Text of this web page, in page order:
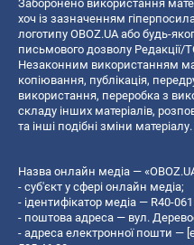
Заборонено використання
хоч із зазначенням
логотипу OBOZ.UA або будь-
письмового дозволу Редакції/
Незаконним використанням
копiювання, публiкацiя,
використання, переробка з
складу інших матеріалів,
та інші подібні зміни матеріалу.
Назва онлайн медіа —
- суб'єкт у сфері онлайн медіа;
- ідентифікатор медіа — R40-
- поштова адреса — вул.
- адреса електронної пошти —